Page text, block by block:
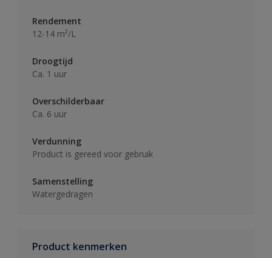
Rendement
12-14 m²/L
Droogtijd
Ca. 1 uur
Overschilderbaar
Ca. 6 uur
Verdunning
Product is gereed voor gebruik
Samenstelling
Watergedragen
Product kenmerken